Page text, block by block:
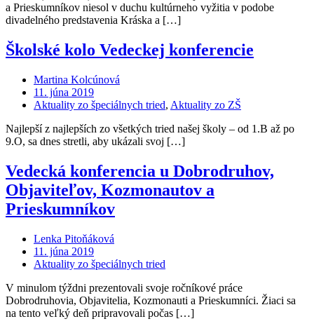
a Prieskumníkov niesol v duchu kultúrneho vyžitia v podobe
divadelného predstavenia Kráska a […]
Školské kolo Vedeckej konferencie
Martina Kolcúnová
11. júna 2019
Aktuality zo špeciálnych tried, Aktuality zo ZŠ
Najlepší z najlepších zo všetkých tried našej školy – od 1.B až po
9.O, sa dnes stretli, aby ukázali svoj […]
Vedecká konferencia u Dobrodruhov,
Objaviteľov, Kozmonautov a
Prieskumníkov
Lenka Pitoňáková
11. júna 2019
Aktuality zo špeciálnych tried
V minulom týždni prezentovali svoje ročníkové práce
Dobrodruhovia, Objavitelia, Kozmonauti a Prieskumníci. Žiaci sa
na tento veľký deň pripravovali počas […]